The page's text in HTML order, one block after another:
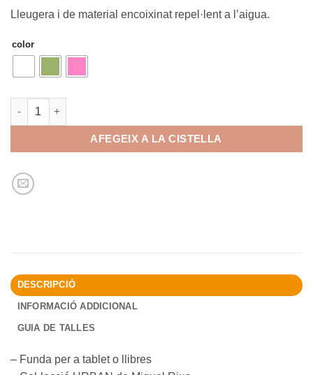
Lleugera i de material encoixinat repel·lent a l’aigua.
color
quantitat de MR Funda tablet i/o llibres
AFEGEIX A LA CISTELLA
DESCRIPCIÓ
INFORMACIÓ ADDICIONAL
GUIA DE TALLES
– Funda per a tablet o llibres